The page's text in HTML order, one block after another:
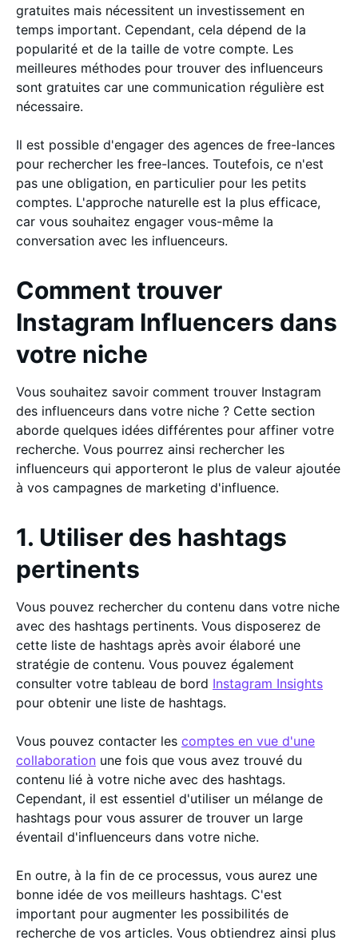
gratuites mais nécessitent un investissement en
temps important. Cependant, cela dépend de la
popularité et de la taille de votre compte. Les
meilleures méthodes pour trouver des influenceurs
sont gratuites car une communication régulière est
nécessaire.
Il est possible d'engager des agences de free-lances
pour rechercher les free-lances. Toutefois, ce n'est
pas une obligation, en particulier pour les petits
comptes. L'approche naturelle est la plus efficace,
car vous souhaitez engager vous-même la
conversation avec les influenceurs.
Comment trouver
Instagram Influencers dans
votre niche
Vous souhaitez savoir comment trouver Instagram
des influenceurs dans votre niche ? Cette section
aborde quelques idées différentes pour affiner votre
recherche. Vous pourrez ainsi rechercher les
influenceurs qui apporteront le plus de valeur ajoutée
à vos campagnes de marketing d'influence.
1. Utiliser des hashtags
pertinents
Vous pouvez rechercher du contenu dans votre niche
avec des hashtags pertinents. Vous disposerez de
cette liste de hashtags après avoir élaboré une
stratégie de contenu. Vous pouvez également
consulter votre tableau de bord Instagram Insights
pour obtenir une liste de hashtags.
Vous pouvez contacter les comptes en vue d'une
collaboration une fois que vous avez trouvé du
contenu lié à votre niche avec des hashtags.
Cependant, il est essentiel d'utiliser un mélange de
hashtags pour vous assurer de trouver un large
éventail d'influenceurs dans votre niche.
En outre, à la fin de ce processus, vous aurez une
bonne idée de vos meilleurs hashtags. C'est
important pour augmenter les possibilités de
recherche de vos articles. Vous obtiendrez ainsi plus